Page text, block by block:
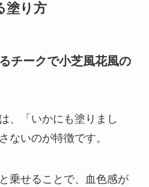
塗り方
チークで小芝風花風の
、「いかにも塗りまし
ないのが特徴です。
乗せることで、血色感が